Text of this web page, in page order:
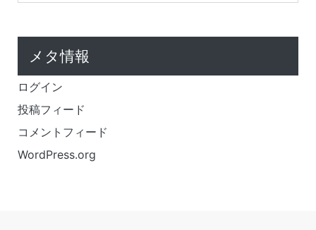
メタ情報
ログイン
投稿フィード
コメントフィード
WordPress.org